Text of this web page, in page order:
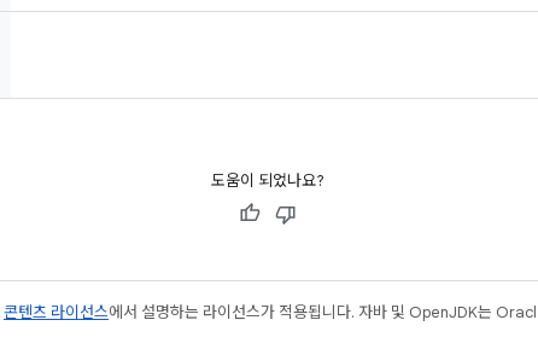
도움이 되었나요?
콘텐츠 라이선스에서 설명하는 라이선스가 적용됩니다. 자바 및 OpenJDK는